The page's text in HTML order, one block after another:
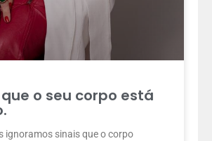
o seu corpo está
ignoramos sinais que o corpo